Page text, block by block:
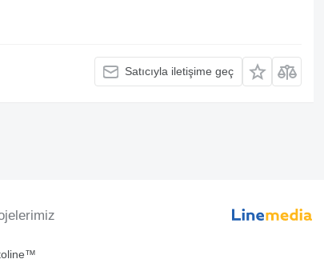
Satıcıyla iletişime geç